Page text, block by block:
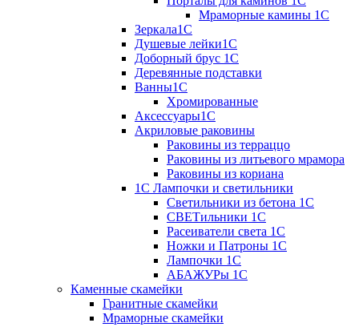
Мраморные камины 1C
Зеркала1С
Душевые лейки1С
Доборный брус 1С
Деревянные подставки
Ванны1С
Хромированные
Аксессуары1С
Акриловые раковины
Раковины из терраццо
Раковины из литьевого мрамора
Раковины из кориана
1С Лампочки и светильники
Светильники из бетона 1С
СВЕТильники 1С
Расеиватели света 1С
Ножки и Патроны 1С
Лампочки 1С
АБАЖУРы 1С
Каменные скамейки
Гранитные скамейки
Мраморные скамейки